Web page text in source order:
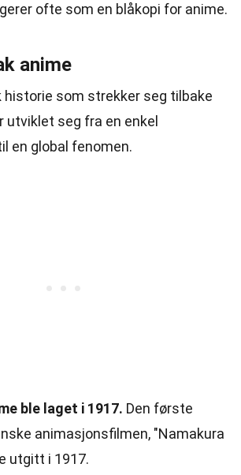
ofte som en blåkopi for anime.
anime
historie som strekker seg tilbake
utviklet seg fra en enkel
en global fenomen.
ble laget i 1917. Den første
animasjonsfilmen, "Namakura
utgitt i 1917.